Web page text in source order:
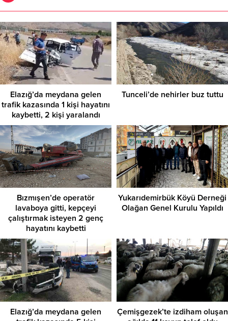
Elazığ’da meydana gelen
trafik kazasında 1 kişi hayatını
kaybetti, 2 kişi yaralandı
Tunceli’de nehirler buz tuttu
Bızmışen’de operatör
lavaboya gitti, kepçeyi
çalıştırmak isteyen 2 genç
hayatını kaybetti
Yukarıdemirbük Köyü Derneği
Olağan Genel Kurulu Yapıldı
Elazığ’da meydana gelen
Çemişgezek’te izdiham oluşan